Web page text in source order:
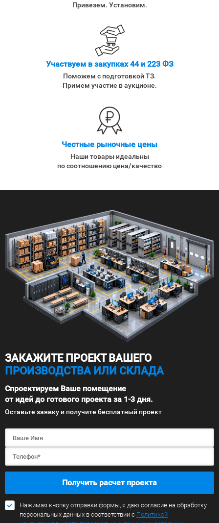
Привезем. Установим.
Участвуем в закупках 44 и 223 ФЗ
Поможем с подготовкой ТЗ.
Примем участие в аукционе.
Честные рыночные цены
Наши товары идеальны
по соотношению цена/качество
ЗАКАЖИТЕ ПРОЕКТ ВАШЕГО
ПРОИЗВОДСТВА ИЛИ СКЛАДА
Спроектируем Ваше помещение
от идей до готового проекта за 1-3 дня.
Оставьте заявку и получите бесплатный проект
Получить расчет проекта
Нажимая кнопку отправки формы, я даю согласие на обработку
персональных данных в соответствии с Политикой